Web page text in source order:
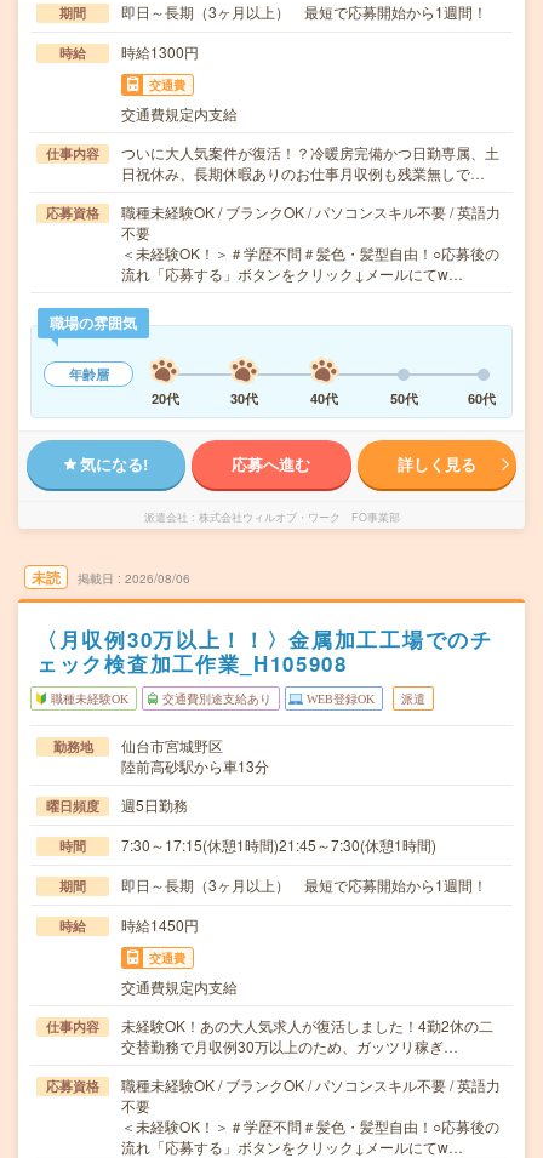
期間 即日～長期（3ヶ月以上） 最短で応募開始から1週間！
時給 時給1300円
交通費
交通費規定内支給
仕事内容
ついに大人気案件が復活！？冷暖房完備かつ日勤専属、土
日祝休み、長期休暇ありのお仕事月収例も残業無しで…
応募資格
職種未経験OK / ブランクOK / パソコンスキル不要 / 英語力
不要
＜未経験OK！＞＃学歴不問＃髪色・髪型自由！○応募後の
流れ「応募する」ボタンをクリック↓メールにてw…
職場の雰囲気
年齢層
20代
30代 40代 50代 60代
気になる! 応募へ進む 詳しく見る
派遣会社 株式会社ウィルオブ・ワーク FO事業部
未読 掲載日 2026/08/06
〈月収例30万以上！！〉金属加工工場でのチ
ェック検査加工作業_H105908
職種未経験OK 交通費別途支給あり WEB登録OK 派遣
勤務地
仙台市宮城野区
陸前高砂駅から車13分
曜日頻度 週5日勤務
時間 7:30～17:15(休憩1時間)21:45～7:30(休憩1時間)
期間 即日～長期（3ヶ月以上） 最短で応募開始から1週間！
時給 時給1450円
交通費
交通費規定内支給
仕事内容
未経験OK！あの大人気求人が復活しました！4勤2休の二
交替勤務で月収例30万以上のため、ガッツリ稼ぎ…
応募資格
職種未経験OK / ブランクOK / パソコンスキル不要 / 英語力
不要
＜未経験OK！＞＃学歴不問＃髪色・髪型自由！○応募後の
流れ「応募する」ボタンをクリック↓メールにてw…